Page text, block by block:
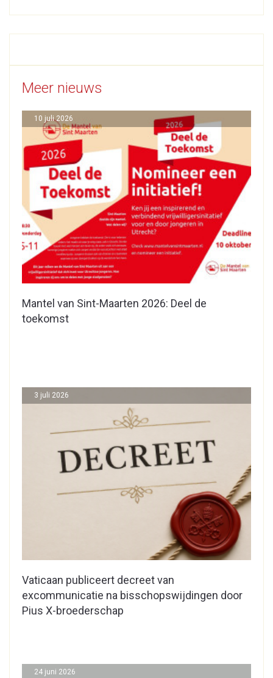
Meer nieuws
Mantel van Sint-Maarten 2026: Deel de
toekomst
10 juli 2026
Vaticaan publiceert decreet van
excommunicatie na bisschopswijdingen door
Pius X-broederschap
3 juli 2026
24 juni 2026